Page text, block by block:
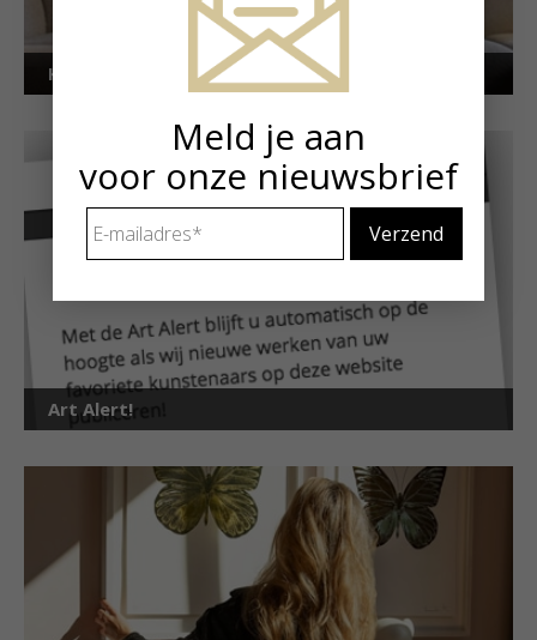
Kunstuitleen voor particulieren
Art Alert!
Meld je aan
voor onze nieuwsbrief
mailadres *